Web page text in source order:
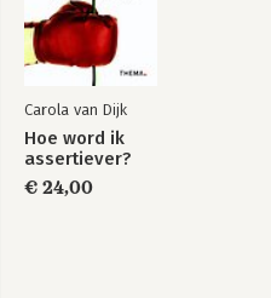
Carola van Dijk
Hoe word ik
assertiever?
€ 24,00